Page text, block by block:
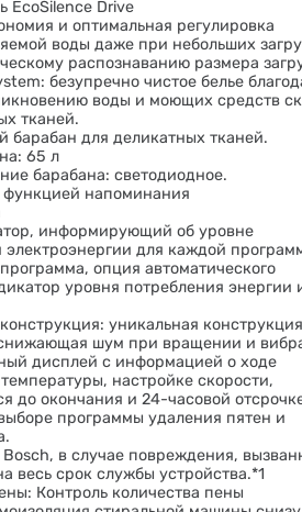
EcoSilence Drive
и оптимальная регулировка
воды даже при небольших
распознаванию размера
безупречно чистое белье
воды и моющих средств
тканей.
барабан для деликатных тканей.
65 л
барабана: светодиодное.
функцией напоминания
информирующий об уровне
электроэнергии для каждой
опция автоматического
уровня потребления энергии
уникальная
шум при вращении и
дисплей с информацией о ходе
настройке скорости,
до окончания и 24-часовой
программы удаления пятен и
в случае повреждения,
весь срок службы устройства.*1
Контроль количества пены